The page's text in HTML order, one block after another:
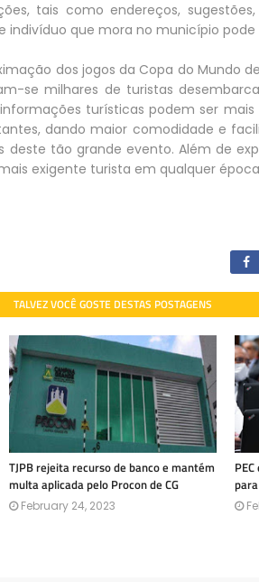
tais como endereços,
indivíduo que mora no município
dos jogos da Copa do Mundo
se milhares de turistas
turísticas podem ser
dando maior comodidade e
deste tão grande evento. Além de
exigente turista em qualquer
TALVEZ VOCÊ GOSTE DESTAS POSTAGENS
TJPB rejeita recurso de banco e mantém
multa aplicada pelo Procon de CG
February 24, 2023